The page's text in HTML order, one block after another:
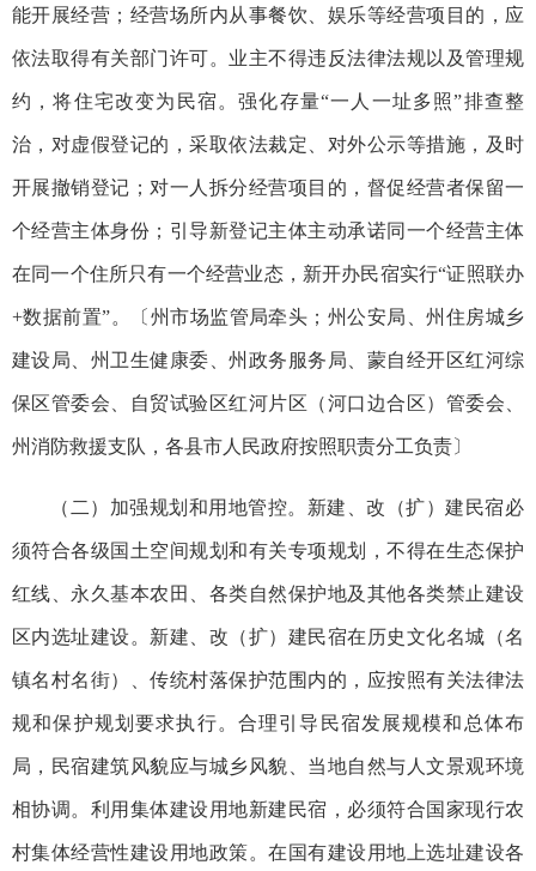
能开展经营；经营场所内从事餐饮、娱乐等经营项目的，应
依法取得有关部门许可。业主不得违反法律法规以及管理规
约，将住宅改变为民宿。强化存量“一人一址多照”排查整
治，对虚假登记的，采取依法裁定、对外公示等措施，及时
开展撤销登记；对一人拆分经营项目的，督促经营者保留一
个经营主体身份；引导新登记主体主动承诺同一个经营主体
在同一个住所只有一个经营业态，新开办民宿实行“证照联办
+数据前置”。〔州市场监管局牵头；州公安局、州住房城乡
建设局、州卫生健康委、州政务服务局、蒙自经开区红河综
保区管委会、自贸试验区红河片区（河口边合区）管委会、
州消防救援支队，各县市人民政府按照职责分工负责〕
（二）加强规划和用地管控。新建、改（扩）建民宿必
须符合各级国土空间规划和有关专项规划，不得在生态保护
红线、永久基本农田、各类自然保护地及其他各类禁止建设
区内选址建设。新建、改（扩）建民宿在历史文化名城（名
镇名村名街）、传统村落保护范围内的，应按照有关法律法
规和保护规划要求执行。合理引导民宿发展规模和总体布
局，民宿建筑风貌应与城乡风貌、当地自然与人文景观环境
相协调。利用集体建设用地新建民宿，必须符合国家现行农
村集体经营性建设用地政策。在国有建设用地上选址建设各